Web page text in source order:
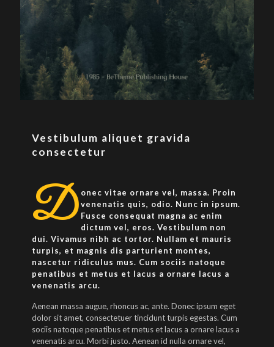
Vestibulum aliquet gravida
consectetur
D onec vitae ornare vel, massa. Proin
venenatis quis, odio. Nunc in ipsum.
Fusce consequat magna ac enim
dictum vel, eros. Vestibulum non
dui. Vivamus nibh ac tortor. Nullam et mauris
turpis, et magnis dis parturient montes,
nascetur ridiculus mus. Cum sociis natoque
penatibus et metus et lacus a ornare lacus a
venenatis arcu.
Aenean massa augue, rhoncus ac, ante. Donec ipsum eget
dolor sit amet, consectetuer tincidunt turpis egestas. Cum
sociis natoque penatibus et metus et lacus a ornare lacus a
venenatis arcu. Morbi justo. Aenean id nulla ornare vel,